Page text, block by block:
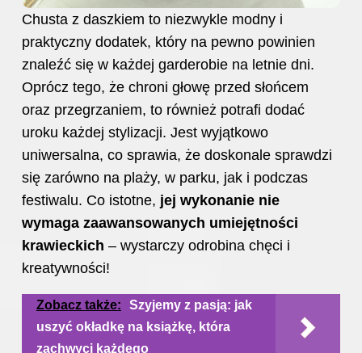
Chusta z daszkiem to niezwykle modny i
praktyczny dodatek, który na pewno powinien
znaleźć się w każdej garderobie na letnie dni.
Oprócz tego, że chroni głowę przed słońcem
oraz przegrzaniem, to również potrafi dodać
uroku każdej stylizacji. Jest wyjątkowo
uniwersalna, co sprawia, że doskonale sprawdzi
się zarówno na plaży, w parku, jak i podczas
festiwalu. Co istotne, jej wykonanie nie
wymaga zaawansowanych umiejętności
krawieckich – wystarczy odrobina chęci i
kreatywności!
Zobacz także:
Szyjemy z pasją: jak
uszyć okładkę na książkę, która
zachwyci każdego